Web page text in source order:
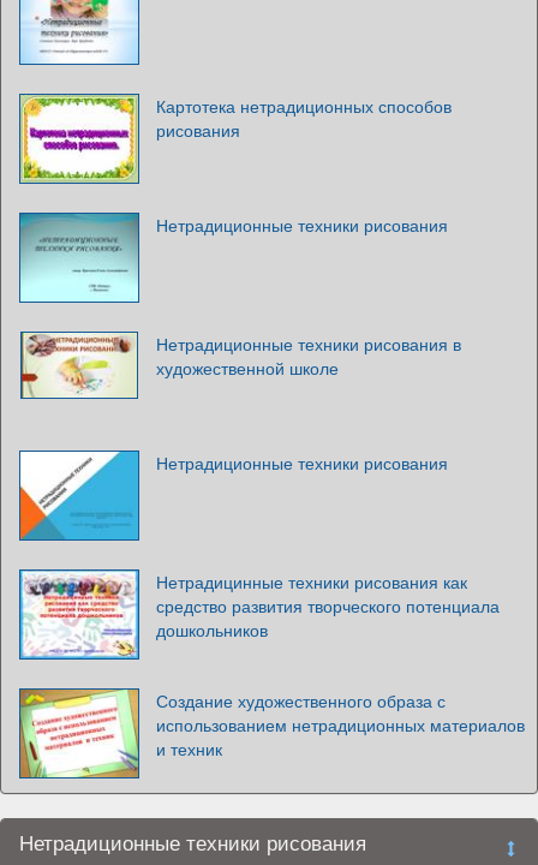
Картотека нетрадиционных способов
рисования
Нетрадиционные техники рисования
Нетрадиционные техники рисования в
художественной школе
Нетрадиционные техники рисования
Нетрадицинные техники рисования как
средство развития творческого потенциала
дошкольников
Создание художественного образа с
использованием нетрадиционных материалов
и техник
Нетрадиционные техники рисования